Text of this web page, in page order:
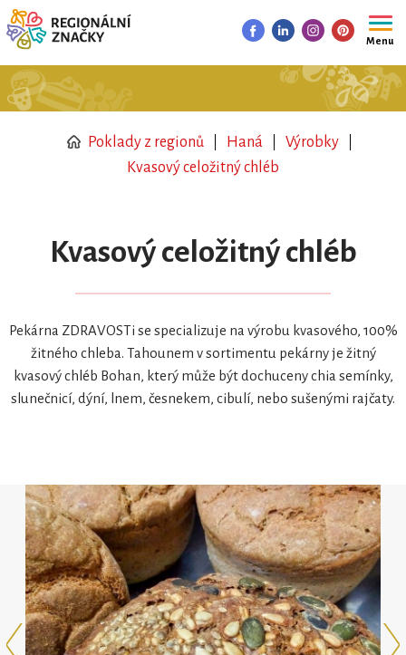
Menu
Poklady z regionů Haná
Výrobky
Kvasový celožitný chléb
Kvasový celožitný chléb
Pekárna ZDRAVOSTi se specializuje na výrobu kvasového, 100%
žitného chleba. Tahounem v sortimentu pekárny je žitný
kvasový chléb Bohan, který může být dochuceny chia semínky,
slunečnicí, dýní, lnem, česnekem, cibulí, nebo sušenými rajčaty.